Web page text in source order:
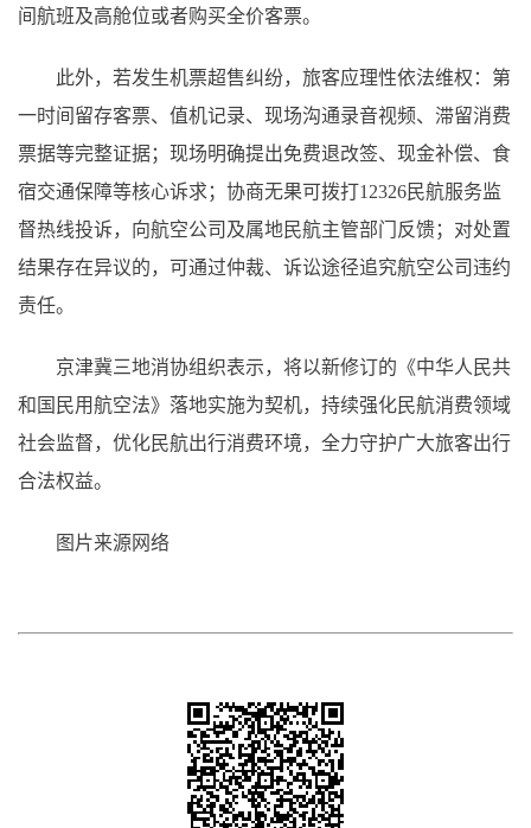
间航班及高舱位或者购买全价客票。
此外，若发生机票超售纠纷，旅客应理性依法维权：第
一时间留存客票、值机记录、现场沟通录音视频、滞留消费
票据等完整证据；现场明确提出免费退改签、现金补偿、食
宿交通保障等核心诉求；协商无果可拨打12326民航服务监
督热线投诉，向航空公司及属地民航主管部门反馈；对处置
结果存在异议的，可通过仲裁、诉讼途径追究航空公司违约
责任。
京津冀三地消协组织表示，将以新修订的《中华人民共
和国民用航空法》落地实施为契机，持续强化民航消费领域
社会监督，优化民航出行消费环境，全力守护广大旅客出行
合法权益。
图片来源网络